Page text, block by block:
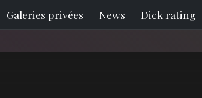
Galeries privées News Dick rating